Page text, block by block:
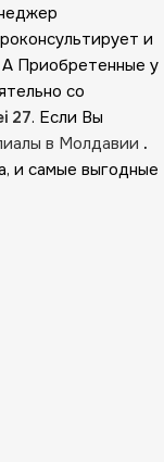
и
Приобретенные у
со
27. Если Вы
в Молдавии .
и самые выгодные